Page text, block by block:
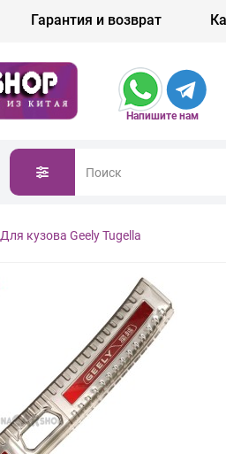
Гарантия и возврат
Напишите нам
Для кузова Geely Tugella